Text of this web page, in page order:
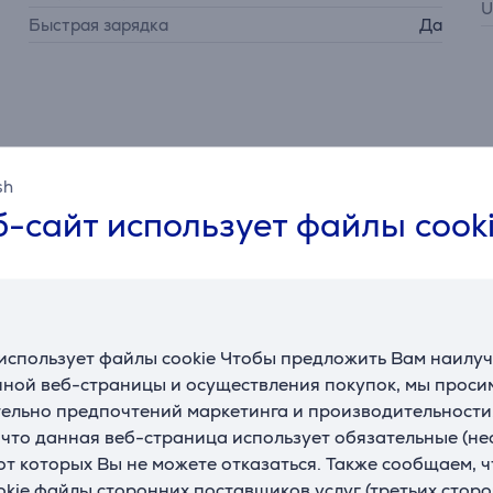
сайт использует файлы
файлы cookie Чтобы предложить Вам
веб-страницы и осуществления покупок, мы
предпочтений маркетинга и
данная веб-страница использует обязательные
которых Вы не можете отказаться. Также сообщаем,
Быстрая зарядка Да
опыт прослушивания благодаря адаптированной
и практически нулевого искажения даже при
Встроенный цифровой процессор оптимизирует
все детали того, что Вы в данный момент слушаете.
и функции пространственного аудио наушники
действия. Благодаря поддержке музыки и фильмов
как быть окруженным 64 динамиками одновременно.